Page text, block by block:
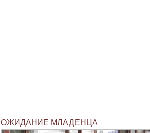
ОЖИДАНИЕ МЛАДЕНЦА